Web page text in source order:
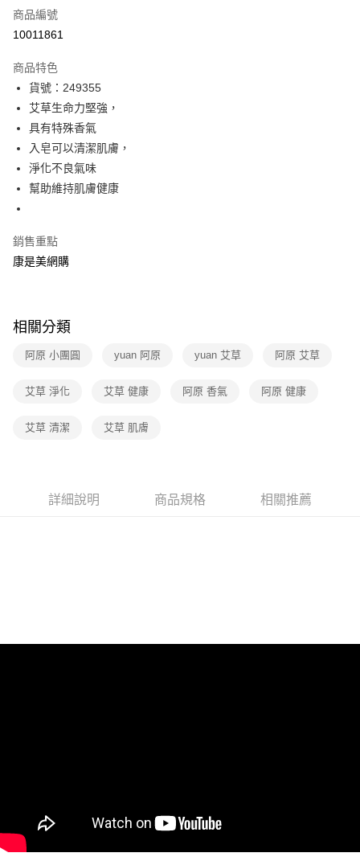
信用卡一次付款
超商取貨付款
LINE Pay
Apple Pay
街口支付
每筆NT$70，滿NT$399(含以上)免運費
付款後7-11取貨(下單後3-5個工作天配送)
每筆NT$100，滿NT$799(含以上)免運費
商品編號
10011861
商品特色
貨號：249355
艾草生命力堅強，
具有特殊香氣
入皂可以清潔肌膚，
淨化不良氣味
幫助維持肌膚健康
銷售重點
康是美網購
相關分類
阿原 小團圓 yuan 阿原 yuan 艾草 阿原 艾草
艾草 淨化 艾草 健康 阿原 香氣 阿原 健康
艾草 清潔 艾草 肌膚
詳細說明 商品規格 相關推薦